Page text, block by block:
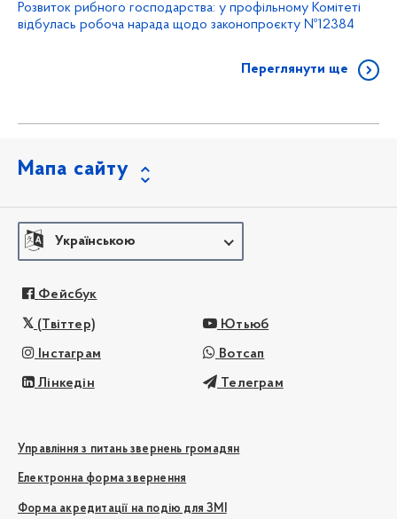
Розвиток рибного господарства: у профільному Комітеті
відбулась робоча нарада щодо законопроєкту №12384
Переглянути ще
Мапа сайту
Українською
Фейсбук
(Твіттер) Ютьюб
Інстаграм Вотсап
Лінкедін Телеграм
Управління з питань звернень громадян
Електронна форма звернення
Форма акредитації на подію для ЗМІ